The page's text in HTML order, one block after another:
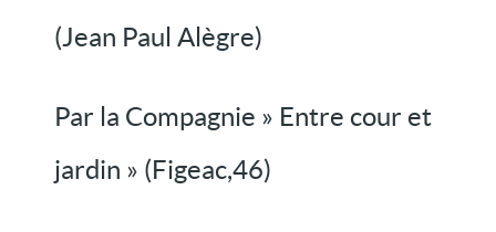
(Jean Paul Alègre)
Par la Compagnie » Entre cour et
jardin » (Figeac,46)